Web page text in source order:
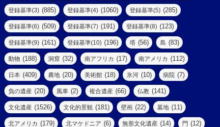
(39)
(290)
(7)
(6)
(3)
(3)
(61)
(9)
(2)
(17)
(8)
(73)
(4)
(8)
(2)
(2)
(10)
(1)
登録基準(3) (885) 登録基準(4) (1060) 登録基準(5) (285)
登録基準(6) (509) 登録基準(7) (191) 登録基準(8) (123)
登録基準(9) (161) 登録基準(10) (196) 塔 (56) 島 (83)
動物 (188) 洞窟 (32) 南アフリカ (17) 南アメリカ (112)
日本 (409) 農地 (20) 美術館 (18) 氷河 (10) 病院 (7)
負の遺産 (20) 風車 (2) 複合遺産 (66) 仏教 (141)
文化遺産 (1526) 文化的景観 (181) 壁画 (22) 墓地 (11)
北アメリカ (179) 北マケドニア (6) 無形文化遺産 (14) 門 (12)